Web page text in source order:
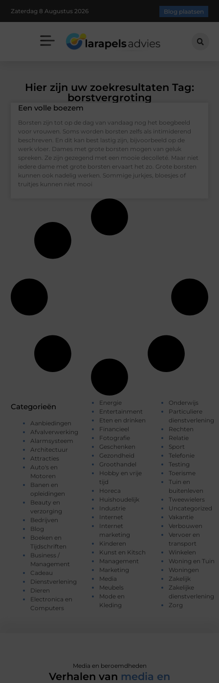
Zaterdag 8 Augustus 2026 Blog plaatsen
Hier zijn uw zoekresultaten Tag:
borstvergroting
Een volle boezem
Borsten zijn tot op de dag van vandaag nog het boegbeeld
voor vrouwen. Soms worden borsten zelfs als intimiderend
beschreven. En dit kan best lastig zijn, bijvoorbeeld op de
werk vloer. Dames met grote borsten mogen van geluk
spreken. Ze zijn gezegend met een mooie decolleté. Maar niet
iedere dame met grote borsten ervaart het zo. Grote borsten
kunnen ook nadelig werken. Sommige jurkjes, bloesjes of
truitjes kunnen niet mooi
Categorieën
Aanbiedingen
Afvalverwerking
Alarmsysteem
Architectuur
Attracties
Auto's en
Motoren
Banen en
opleidingen
Beauty en
verzorging
Bedrijven
Blog
Boeken en
Tijdschriften
Business /
Management
Cadeau
Dienstverlening
Dieren
Electronica en
Computers
Energie
Entertainment
Eten en drinken
Financieel
Fotografie
Geschenken
Gezondheid
Groothandel
Hobby en vrije
tijd
Horeca
Huishoudelijk
Industrie
Internet
Internet
marketing
Kinderen
Kunst en Kitsch
Management
Marketing
Media
Meubels
Mode en
Kleding
Onderwijs
Particuliere
dienstverlening
Rechten
Relatie
Sport
Telefonie
Testing
Toerisme
Tuin en
buitenleven
Tweewielers
Uncategorized
Vakantie
Verbouwen
Vervoer en
transport
Winkelen
Woning en Tuin
Woningen
Zakelijk
Zakelijke
dienstverlening
Zorg
Media en beroemdheden
Verhalen van media en